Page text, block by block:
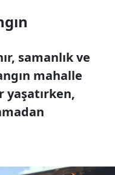
samanlık ve
mahalle